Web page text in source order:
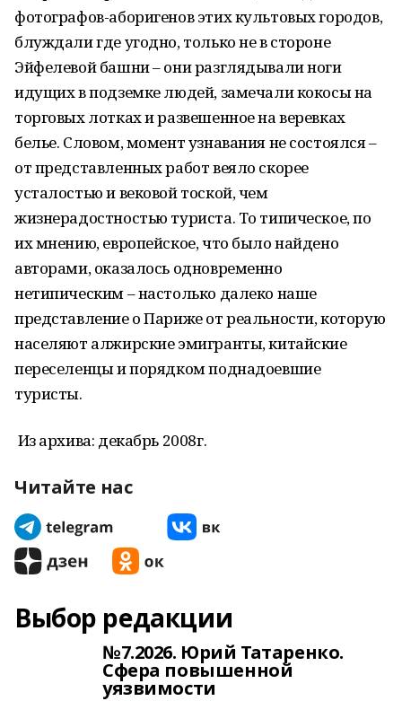
фотографов-аборигенов этих культовых городов,
блуждали где угодно, только не в стороне
Эйфелевой башни – они разглядывали ноги
идущих в подземке людей, замечали кокосы на
торговых лотках и развешенное на веревках
белье. Словом, момент узнавания не состоялся –
от представленных работ веяло скорее
усталостью и вековой тоской, чем
жизнерадостностью туриста. То типическое, по
их мнению, европейское, что было найдено
авторами, оказалось одновременно
нетипическим – настолько далеко наше
представление о Париже от реальности, которую
населяют алжирские эмигранты, китайские
переселенцы и порядком поднадоевшие
туристы.
Из архива: декабрь 2008г.
Читайте нас
Выбор редакции
№7.2026. Юрий Татаренко.
Сфера повышенной
уязвимости